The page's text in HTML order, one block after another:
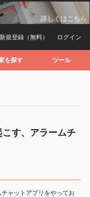
詳しくはこちら
ログイン
新規登録（無料）
を探す ツール
す、アラームチ
ャットアプリをやってお